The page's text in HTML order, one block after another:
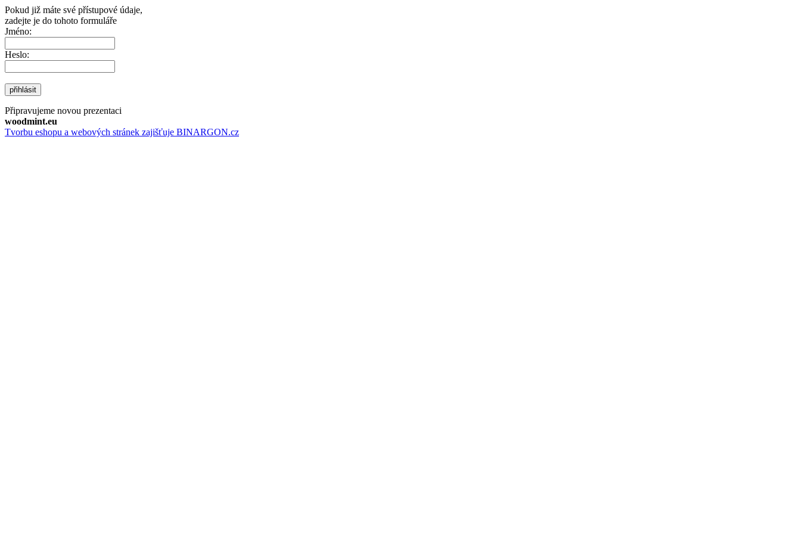
Pokud již máte své přístupové údaje,
zadejte je do tohoto formuláře
Jméno:
Heslo:
přihlásit
Připravujeme novou prezentaci
woodmint.eu
Tvorbu eshopu a webových stránek zajišťuje BINARGON.cz